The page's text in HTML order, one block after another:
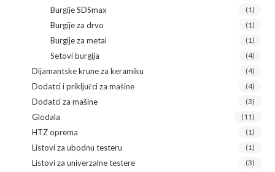
Burgije SDSmax (1)
Burgije za drvo (1)
Burgije za metal (1)
Setovi burgija (4)
Dijamantske krune za keramiku (4)
Dodatci i priključci za mašine (4)
Dodatci za mašine (3)
Glodala (11)
HTZ oprema (1)
Listovi za ubodnu testeru (1)
Listovi za univerzalne testere (3)